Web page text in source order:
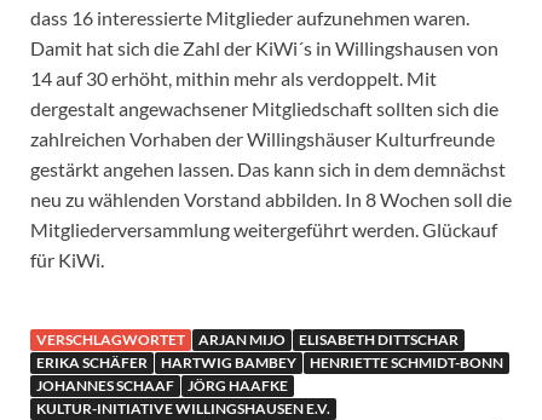
dass 16 interessierte Mitglieder aufzunehmen waren.
Damit hat sich die Zahl der KiWi´s in Willingshausen von
14 auf 30 erhöht, mithin mehr als verdoppelt. Mit
dergestalt angewachsener Mitgliedschaft sollten sich die
zahlreichen Vorhaben der Willingshäuser Kulturfreunde
gestärkt angehen lassen. Das kann sich in dem demnächst
neu zu wählenden Vorstand abbilden. In 8 Wochen soll die
Mitgliederversammlung weitergeführt werden. Glückauf
für KiWi.
VERSCHLAGWORTET ARJAN MIJO
ELISABETH DITTSCHAR
ERIKA SCHÄFER
HARTWIG BAMBEY
HENRIETTE SCHMIDT-BONN
JOHANNES SCHAAF
JÖRG HAAFKE
KULTUR-INITIATIVE WILLINGSHAUSEN E.V.